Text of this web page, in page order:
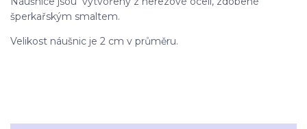
šperkařským smaltem.
Velikost náušnic je 2 cm v průměru.